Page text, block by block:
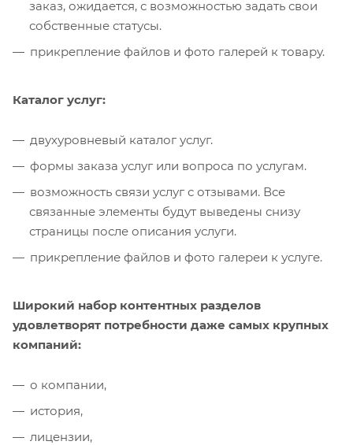
заказ, ожидается, с возможностью задать свои
собственные статусы.
прикрепление файлов и фото галерей к товару.
Каталог услуг:
двухуровневый каталог услуг.
формы заказа услуг или вопроса по услугам.
возможность связи услуг с отзывами. Все
связанные элементы будут выведены снизу
страницы после описания услуги.
прикрепление файлов и фото галереи к услуге.
Широкий набор контентных разделов
удовлетворят потребности даже самых крупных
компаний:
о компании,
история,
лицензии,